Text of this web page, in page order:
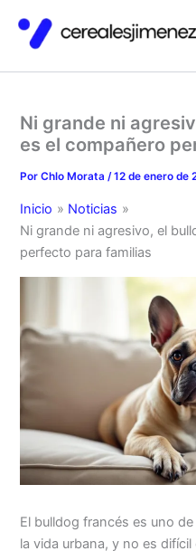
contenido
Ni grande ni
es el compañero
PorChlo Morata /12 de enero de
Inicio
Noticias
Ni grande ni agresivo, el
perfecto para familias
El bulldog francés es uno
la vida urbana, y no es